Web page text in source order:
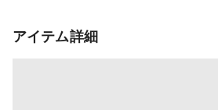
アイテム詳細